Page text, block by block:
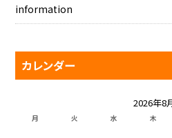
information
カレンダー
2026年8
月 火 水 木